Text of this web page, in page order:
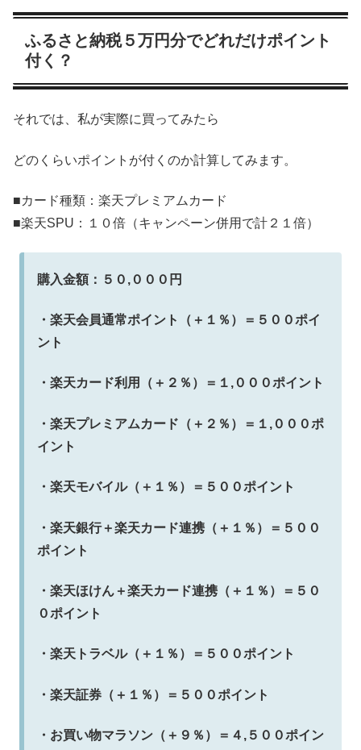
ふるさと納税５万円分でどれだけポイント
付く？
それでは、私が実際に買ってみたら
どのくらいポイントが付くのか計算してみます。
■カード種類：楽天プレミアムカード
■楽天SPU：１０倍（キャンペーン併用で計２１倍）
購入金額：５０,０００円
・楽天会員通常ポイント（＋１％）＝５００ポイ
ント
・楽天カード利用（＋２％）＝１,０００ポイント
・楽天プレミアムカード（＋２％）＝１,０００ポ
イント
・楽天モバイル（＋１％）＝５００ポイント
・楽天銀行＋楽天カード連携（＋１％）＝５００
ポイント
・楽天ほけん＋楽天カード連携（＋１％）＝５０
０ポイント
・楽天トラベル（＋１％）＝５００ポイント
・楽天証券（＋１％）＝５００ポイント
・お買い物マラソン（＋９％）＝４,５００ポイン